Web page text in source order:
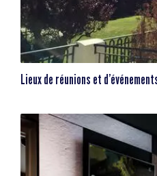
Lieux de réunions et